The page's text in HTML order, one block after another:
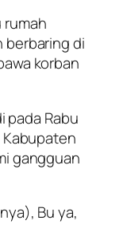
rumah
berbaring di
korban
pada Rabu
Kabupaten
gangguan
Bu ya,